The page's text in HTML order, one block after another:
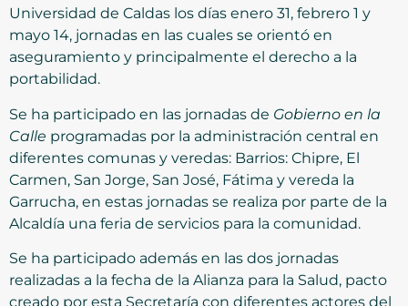
Universidad de Caldas los días enero 31, febrero 1 y
mayo 14, jornadas en las cuales se orientó en
aseguramiento y principalmente el derecho a la
portabilidad.
Se ha participado en las jornadas de Gobierno en la
Calle programadas por la administración central en
diferentes comunas y veredas: Barrios: Chipre, El
Carmen, San Jorge, San José, Fátima y vereda la
Garrucha, en estas jornadas se realiza por parte de la
Alcaldía una feria de servicios para la comunidad.
Se ha participado además en las dos jornadas
realizadas a la fecha de la Alianza para la Salud, pacto
creado por esta Secretaría con diferentes actores del